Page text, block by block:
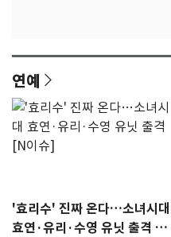
연예
'효리수' 진짜 온다…소녀시대
효연·유리·수영 유닛 출격 [N